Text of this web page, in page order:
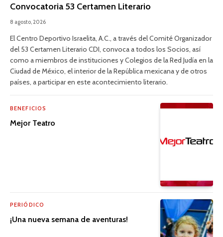
Convocatoria 53 Certamen Literario
8 agosto, 2026
El Centro Deportivo Israelita, A.C., a través del Comité Organizador
del 53 Certamen Literario CDI, convoca a todos los Socios, así
como a miembros de instituciones y Colegios de la Red Judía en la
Ciudad de México, el interior de la República mexicana y de otros
países, a participar en este acontecimiento literario.
BENEFICIOS
Mejor Teatro
PERIÓDICO
¡Una nueva semana de aventuras!